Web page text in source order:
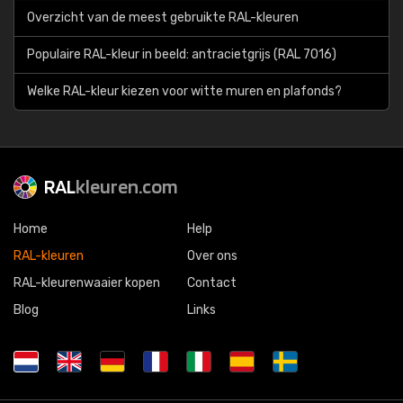
Overzicht van de meest gebruikte RAL-kleuren
Populaire RAL-kleur in beeld: antracietgrijs (RAL 7016)
Welke RAL-kleur kiezen voor witte muren en plafonds?
RALkleuren.com
Home
RAL-kleuren
RAL-kleurenwaaier kopen
Blog
Help
Over ons
Contact
Links